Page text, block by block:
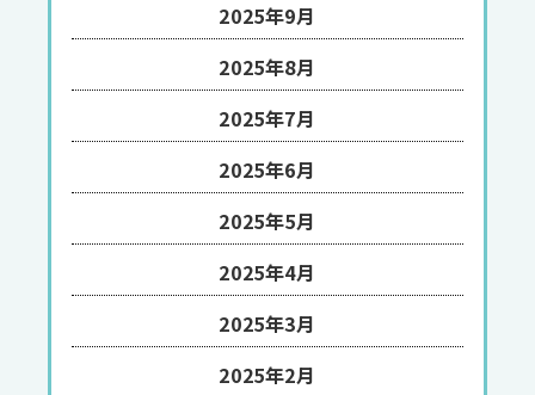
2025年9月
2025年8月
2025年7月
2025年6月
2025年5月
2025年4月
2025年3月
2025年2月